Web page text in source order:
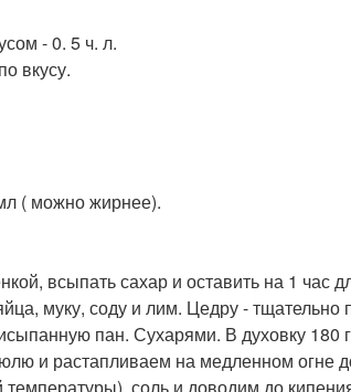
- 0. 5 ч. л.
вкусу.
( можно жирнее).
всыпать сахар и оставить на 1 час
муку, соду и лим. Цедру -
пан. Сухарями. В духовку 180
и растапливаем на медленном огне